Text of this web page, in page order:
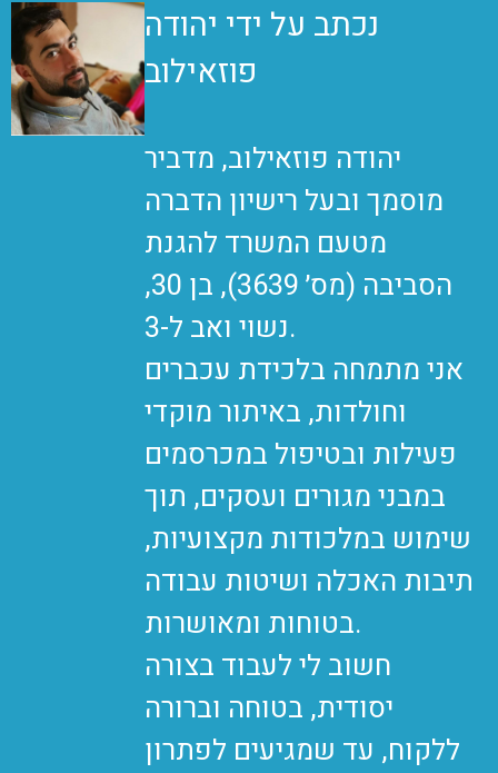
נכתב על ידי יהודה
פוזאילוב
יהודה פוזאילוב, מדביר
מוסמך ובעל רישיון הדברה
מטעם המשרד להגנת
הסביבה (מס׳ 3639), בן 30,
נשוי ואב ל-3.
אני מתמחה בלכידת עכברים
וחולדות, באיתור מוקדי
פעילות ובטיפול במכרסמים
במבני מגורים ועסקים, תוך
שימוש במלכודות מקצועיות,
תיבות האכלה ושיטות עבודה
בטוחות ומאושרות.
חשוב לי לעבוד בצורה
יסודית, בטוחה וברורה
ללקוח, עד שמגיעים לפתרון